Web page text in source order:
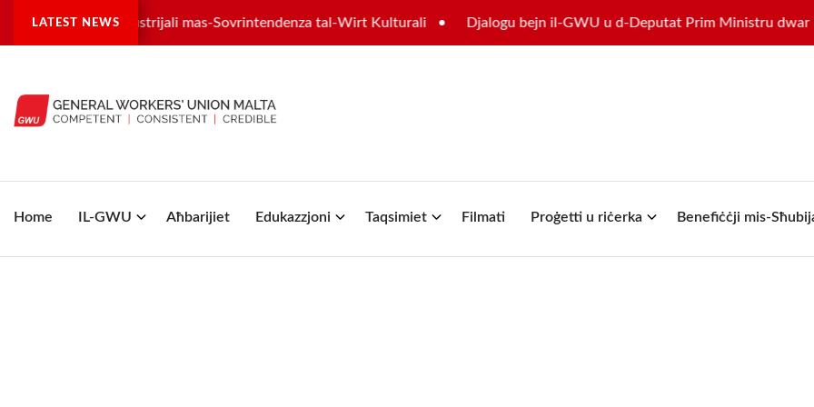
LATEST NEWS
tilwima industrijali mas-Sovrintendenza tal-Wirt Kulturali Djalogu bejn il-GWU u d-Deputat Prim Ministru dwar il-
Home IL-GWU Aħbarijiet Edukazzjoni Taqsimiet Filmati Proġetti u riċerka Benefiċċji mis-